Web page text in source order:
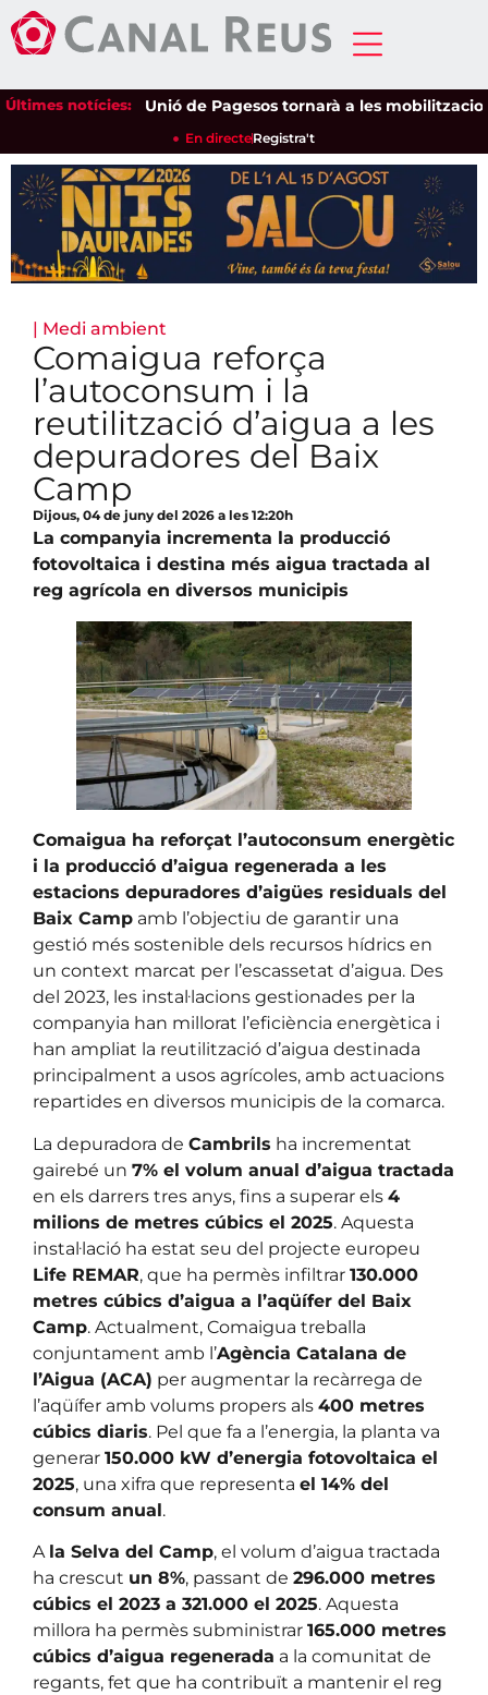
Últimes notícies:Unió de Pagesos tornarà a les mobilitzacions
En directeRegistra't
| Medi ambient
Comaigua reforça
l’autoconsum i la
reutilització d’aigua a les
depuradores del Baix
Camp
Dijous, 04 de juny del 2026 a les 12:20h
La companyia incrementa la producció
fotovoltaica i destina més aigua tractada al
reg agrícola en diversos municipis
Comaigua ha reforçat l’autoconsum energètic
i la producció d’aigua regenerada a les
estacions depuradores d’aigües residuals del
Baix Camp amb l’objectiu de garantir una
gestió més sostenible dels recursos hídrics en
un context marcat per l’escassetat d’aigua. Des
del 2023, les instal·lacions gestionades per la
companyia han millorat l’eficiència energètica i
han ampliat la reutilització d’aigua destinada
principalment a usos agrícoles, amb actuacions
repartides en diversos municipis de la comarca.
La depuradora de Cambrils ha incrementat
gairebé un 7% el volum anual d’aigua tractada
en els darrers tres anys, fins a superar els 4
milions de metres cúbics el 2025. Aquesta
instal·lació ha estat seu del projecte europeu
Life REMAR, que ha permès infiltrar 130.000
metres cúbics d’aigua a l’aqüífer del Baix
Camp. Actualment, Comaigua treballa
conjuntament amb l’Agència Catalana de
l’Aigua (ACA) per augmentar la recàrrega de
l’aqüífer amb volums propers als 400 metres
cúbics diaris. Pel que fa a l’energia, la planta va
generar 150.000 kW d’energia fotovoltaica el
2025, una xifra que representa el 14% del
consum anual.
A la Selva del Camp, el volum d’aigua tractada
ha crescut un 8%, passant de 296.000 metres
cúbics el 2023 a 321.000 el 2025. Aquesta
millora ha permès subministrar 165.000 metres
cúbics d’aigua regenerada a la comunitat de
regants, fet que ha contribuït a mantenir el reg